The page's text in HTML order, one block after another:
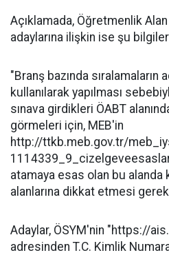
Açıklamada, Öğretmenlik
adaylarına ilişkin ise şu
"Branş bazında sıralamaların
kullanılarak yapılması
sınava girdikleri ÖABT
görmeleri için, MEB'in
http://ttkb.meb.gov.tr/
atamaya esas olan bu
alanlarına dikkat etmesi
Adaylar, ÖSYM'nin "https://
adresinden T.C. Kimlik